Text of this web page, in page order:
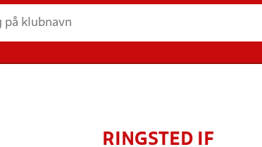
RINGSTED IF